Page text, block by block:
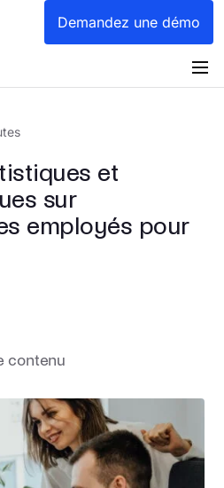
Demandez une démo
et
sur
employés pour
contenu